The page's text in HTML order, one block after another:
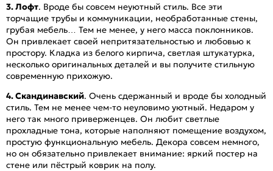
3. Лофт. Вроде бы совсем неуютный стиль. Все эти
торчащие трубы и коммуникации, необработанные стены,
грубая мебель… Тем не менее, у него масса поклонников.
Он привлекает своей непритязательностью и любовью к
простору. Кладка из белого кирпича, светлая штукатурка,
несколько оригинальных деталей и вы получите стильную
современную прихожую.
4. Скандинавский. Очень сдержанный и вроде бы холодный
стиль. Тем не менее чем-то неуловимо уютный. Недаром у
него так много приверженцев. Он любит светлые
прохладные тона, которые наполняют помещение воздухом,
простую функциональную мебель. Декора совсем немного,
но он обязательно привлекает внимание: яркий постер на
стене или пёстрый коврик на полу.